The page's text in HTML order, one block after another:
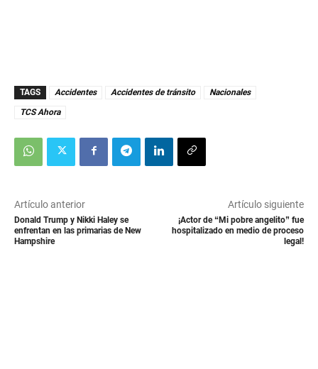
TAGS Accidentes Accidentes de tránsito
Nacionales
TCS Ahora
Artículo anterior
Donald Trump y Nikki Haley se
enfrentan en las primarias de New
Hampshire
Artículo siguiente
¡Actor de “Mi pobre angelito” fue
hospitalizado en medio de proceso
legal!